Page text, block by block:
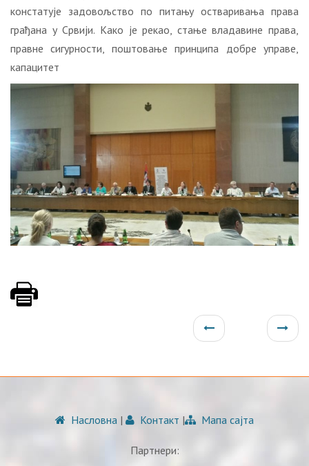
констатује задовољство по питању остваривања права
грађана у Срвији. Како је рекао, стање владавине права,
правне сигурности, поштовање принципа добре управе,
капацитет
Насловна | Контакт | Мапа сајта
Партнери: